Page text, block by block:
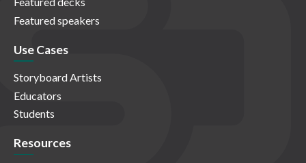
Featured speakers
Use Cases
Storyboard Artists
Educators
Students
Resources